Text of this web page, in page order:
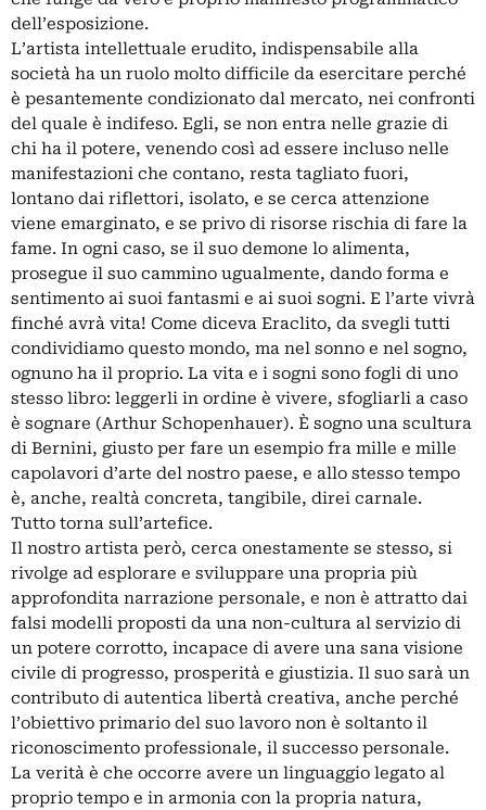
dell’esposizione.
L’artista intellettuale erudito, indispensabile alla
società ha un ruolo molto difficile da esercitare perché
è pesantemente condizionato dal mercato, nei confronti
del quale è indifeso. Egli, se non entra nelle grazie di
chi ha il potere, venendo così ad essere incluso nelle
manifestazioni che contano, resta tagliato fuori,
lontano dai riflettori, isolato, e se cerca attenzione
viene emarginato, e se privo di risorse rischia di fare la
fame. In ogni caso, se il suo demone lo alimenta,
prosegue il suo cammino ugualmente, dando forma e
sentimento ai suoi fantasmi e ai suoi sogni. E l’arte vivrà
finché avrà vita! Come diceva Eraclito, da svegli tutti
condividiamo questo mondo, ma nel sonno e nel sogno,
ognuno ha il proprio. La vita e i sogni sono fogli di uno
stesso libro: leggerli in ordine è vivere, sfogliarli a caso
è sognare (Arthur Schopenhauer). È sogno una scultura
di Bernini, giusto per fare un esempio fra mille e mille
capolavori d’arte del nostro paese, e allo stesso tempo
è, anche, realtà concreta, tangibile, direi carnale.
Tutto torna sull’artefice.
Il nostro artista però, cerca onestamente se stesso, si
rivolge ad esplorare e sviluppare una propria più
approfondita narrazione personale, e non è attratto dai
falsi modelli proposti da una non-cultura al servizio di
un potere corrotto, incapace di avere una sana visione
civile di progresso, prosperità e giustizia. Il suo sarà un
contributo di autentica libertà creativa, anche perché
l’obiettivo primario del suo lavoro non è soltanto il
riconoscimento professionale, il successo personale.
La verità è che occorre avere un linguaggio legato al
proprio tempo e in armonia con la propria natura,